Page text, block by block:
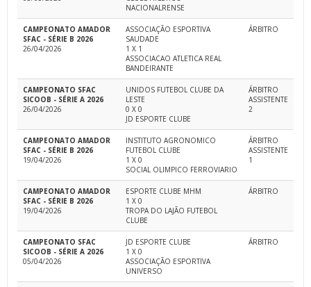
NACIONALRENSE
CAMPEONATO AMADOR
SFAC - SÉRIE B 2026
26/04/2026
ASSOCIAÇÃO ESPORTIVA
SAUDADE
1 X 1
ASSOCIACAO ATLETICA REAL
BANDEIRANTE
ÁRBITRO
CAMPEONATO SFAC
SICOOB - SÉRIE A 2026
26/04/2026
UNIDOS FUTEBOL CLUBE DA
LESTE
0 X 0
JD ESPORTE CLUBE
ÁRBITRO
ASSISTENTE
2
CAMPEONATO AMADOR
SFAC - SÉRIE B 2026
19/04/2026
INSTITUTO AGRONOMICO
FUTEBOL CLUBE
1 X 0
SOCIAL OLIMPICO FERROVIARIO
ÁRBITRO
ASSISTENTE
1
CAMPEONATO AMADOR
SFAC - SÉRIE B 2026
19/04/2026
ESPORTE CLUBE MHM
1 X 0
TROPA DO LAJÃO FUTEBOL
CLUBE
ÁRBITRO
CAMPEONATO SFAC
SICOOB - SÉRIE A 2026
05/04/2026
JD ESPORTE CLUBE
1 X 0
ASSOCIAÇÃO ESPORTIVA
UNIVERSO
ÁRBITRO